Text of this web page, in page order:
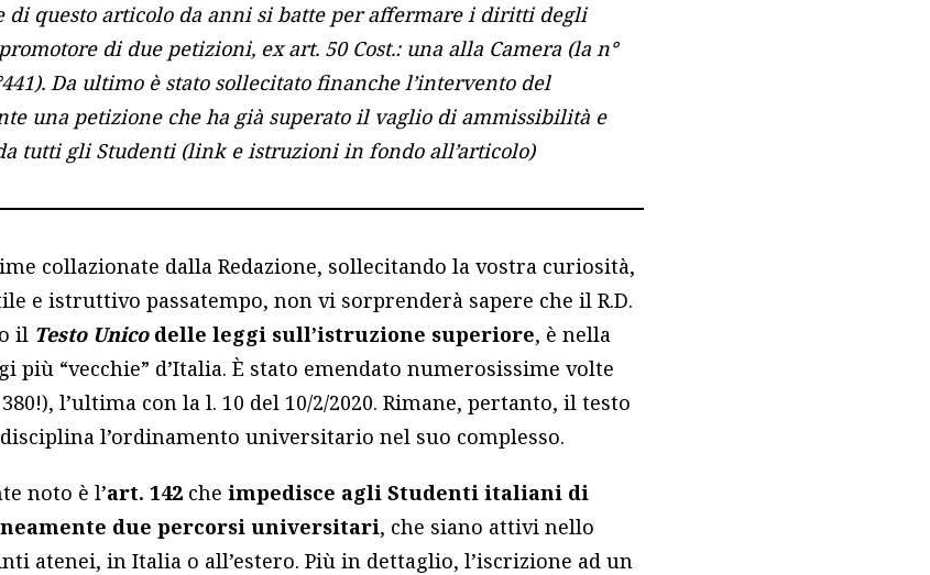
di questo articolo da anni si batte per affermare i diritti degli
di due petizioni, exart. 50 Cost.: una alla Camera (la n°
Da ultimo è stato sollecitato finanche l’intervento del
una petizione che ha già superato il vaglio di ammissibilità e
da tutti gli Studenti (link e istruzioni in fondo all’articolo)
collazionate dalla Redazione, sollecitando la vostra curiosità,
e istruttivo passatempo, non vi sorprenderà sapere che il R.D.
il Testo Unicodelle leggi sull’istruzione superiore, è nella
più “vecchie” d’Italia. È stato emendato numerosissime volte
l’ultima con la l. 10 del 10/2/2020. Rimane, pertanto, il testo
l’ordinamento universitario nel suo complesso.
noto è l’art. 142 cheimpedisce agli Studenti italiani di
due percorsi universitari, che siano attivi nello
atenei, in Italia o all’estero. Più in dettaglio, l’iscrizione ad un